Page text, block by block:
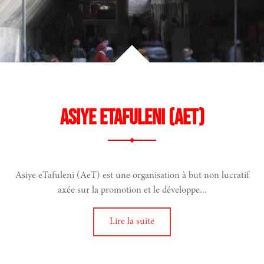
Asiye eTafuleni (AeT)
Asiye eTafuleni (AeT) est une organisation à but non lucratif
axée sur la promotion et le développe...
Lire la suite